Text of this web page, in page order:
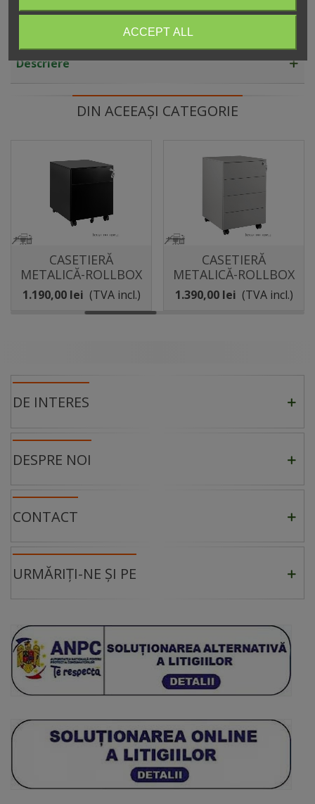
Descriere
DIN ACEEAȘI CATEGORIE
CASETIERĂ
METALICĂ-ROLLBOX
2 SERTARE, CU ROLE,
XD-041-2
1.190,00 lei (TVA incl.)
CASETIERĂ
METALICĂ-ROLLBOX
4 SERTARE, CU ROLE,
XD-040-4
1.390,00 lei (TVA incl.)
ACCEPT ALL
DE INTERES
DESPRE NOI
CONTACT
URMĂRIȚI-NE ȘI PE